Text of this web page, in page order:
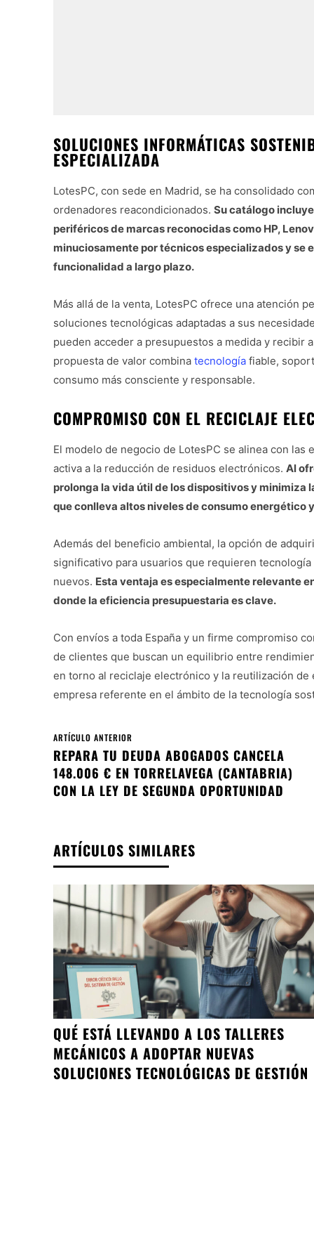
SOLUCIONES INFORMÁTICAS
ESPECIALIZADA
LotesPC, con sede en Madrid, se ha consolidado
ordenadores reacondicionados. Su catálogo
periféricos de marcas reconocidas como HP,
minuciosamente por técnicos especializados y se
funcionalidad a largo plazo.
Más allá de la venta, LotesPC ofrece una atención
soluciones tecnológicas adaptadas a sus
pueden acceder a presupuestos a medida y recibir
propuesta de valor combina tecnología fiable,
consumo más consciente y responsable.
COMPROMISO CON EL RECICLAJE
El modelo de negocio de LotesPC se alinea con las
activa a la reducción de residuos electrónicos. Al
prolonga la vida útil de los dispositivos y minimiza
que conlleva altos niveles de consumo energético
Además del beneficio ambiental, la opción de
significativo para usuarios que requieren
nuevos. Esta ventaja es especialmente relevante
donde la eficiencia presupuestaria es clave.
Con envíos a toda España y un firme compromiso
de clientes que buscan un equilibrio entre
en torno al reciclaje electrónico y la reutilización
empresa referente en el ámbito de la tecnología
ARTÍCULO ANTERIOR
REPARA TU DEUDA ABOGADOS CANCELA
148.006 € EN TORRELAVEGA (CANTABRIA)
CON LA LEY DE SEGUNDA OPORTUNIDAD
ARTÍCULOS SIMILARES
QUÉ ESTÁ LLEVANDO A LOS TALLERES
MECÁNICOS A ADOPTAR NUEVAS
SOLUCIONES TECNOLÓGICAS DE GESTIÓN